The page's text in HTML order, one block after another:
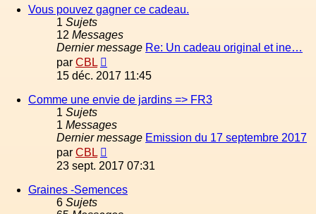
message
Vous pouvez gagner ce cadeau.
1 Sujets
12 Messages
Dernier message Re: Un cadeau original et ine…
par CBL
le
message
15 déc. 2017 11:45
Comme une envie de jardins => FR3
1 Sujets
1 Messages
Dernier message Emission du 17 septembre 2017
par CBL
le
message
23 sept. 2017 07:31
Graines -Semences
6 Sujets